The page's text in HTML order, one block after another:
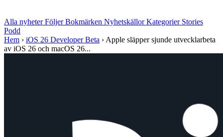
Alla nyheterFöljerBokmärken NyhetskällorKategorier Stories
Podd
Hem › iOS 26 Developer Beta › Apple släpper sjunde utvecklarbeta
av iOS 26 och macOS 26...